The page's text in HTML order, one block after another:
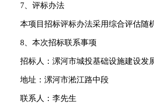
7、评标办法
本项目招标评标办法采用综合评估随机
8、本次招标联系事项
招标人：漯河市城投基础设施建设发
地址：漯河市淞江路中段
联系人：李先生